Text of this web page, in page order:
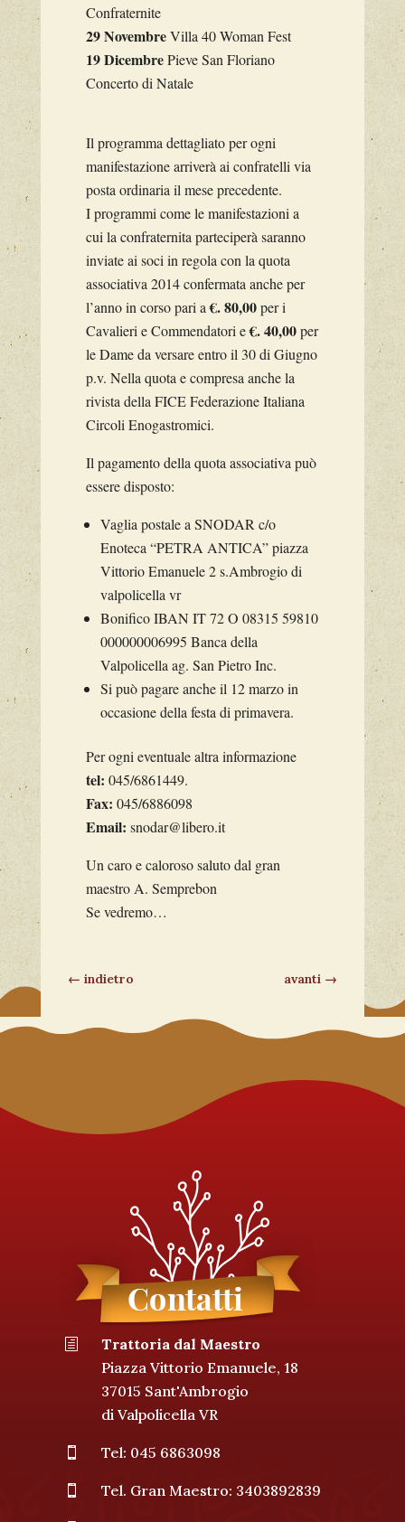
Confraternite
29 NovembreVilla 40 Woman Fest
19 DicembrePieve San Floriano
Concerto di Natale
Il programma dettagliato per ogni
manifestazione arriverà ai confratelli via
posta ordinaria il mese precedente.
I programmi come le manifestazioni a
cui la confraternita parteciperà saranno
inviate ai soci in regola con la quota
associativa 2014 confermata anche per
l’anno in corso pari a€. 80,00per i
Cavalieri e Commendatori e€. 40,00per
le Dame da versare entro il 30 di Giugno
p.v. Nella quota e compresa anche la
rivista della FICE Federazione Italiana
Circoli Enogastromici.
Il pagamento della quota associativa può
essere disposto:
Vaglia postale a SNODAR c/o
Enoteca “PETRA ANTICA” piazza
Vittorio Emanuele 2 s.Ambrogio di
valpolicella vr
Bonifico IBAN IT 72 O 08315 59810
000000006995 Banca della
Valpolicella ag. San Pietro Inc.
Si può pagare anche il 12 marzo in
occasione della festa di primavera.
Per ogni eventuale altra informazione
tel: 045/6861449.
Fax: 045/6886098
Email: snodar@libero.it
Un caro e caloroso saluto dal gran
maestro A. Semprebon
Se vedremo…
← indietro avanti →
h
Trattoria dal Maestro
Piazza Vittorio Emanuele, 18
37015 Sant'Ambrogio
di Valpolicella VR
 Tel: 045 6863098
 Tel. Gran Maestro: 3403892839